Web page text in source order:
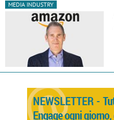
MEDIA INDUSTRY